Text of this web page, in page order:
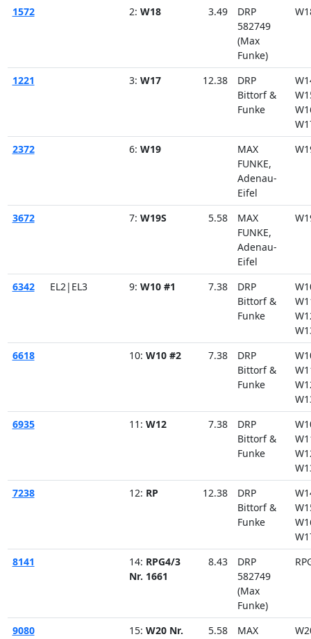
1572
2: W18 3.49
DRP
582749
(Max
Funke)
1221 3: W17 12.38
DRP
Bittorf &
Funke
2372
6: W19
MAX
FUNKE,
Adenau-
Eifel
3672 7: W19S 5.58
MAX
FUNKE,
Adenau-
Eifel
6342 EL2|EL3 9: W10 #1 7.38
DRP
Bittorf &
Funke
6618
10: W10 #2 7.38
DRP
Bittorf &
Funke
6935
11: W12 7.38
DRP
Bittorf &
Funke
7238
12: RP 12.38
DRP
Bittorf &
Funke
8141
14: RPG4/3
Nr. 1661
8.43
DRP
582749
(Max
Funke)
9080 15: W20 Nr.
5.58
MAX